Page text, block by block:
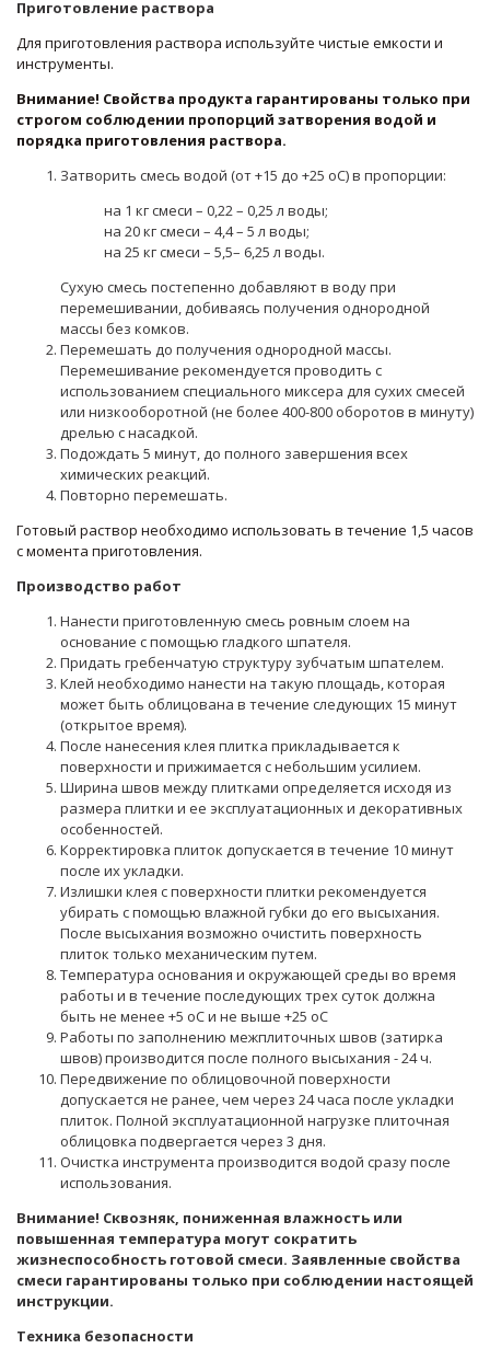
Приготовление раствора
Для приготовления раствора используйте чистые емкости и
инструменты.
Внимание! Свойства продукта гарантированы только при
строгом соблюдении пропорций затворения водой и
порядка приготовления раствора.
Затворить смесь водой (от +15 до +25 оС) в пропорции:
на 1 кг смеси – 0,22 – 0,25 л воды;
на 20 кг смеси – 4,4 – 5 л воды;
на 25 кг смеси – 5,5– 6,25 л воды.
Сухую смесь постепенно добавляют в воду при
перемешивании, добиваясь получения однородной
массы без комков.
Перемешать до получения однородной массы.
Перемешивание рекомендуется проводить с
использованием специального миксера для сухих смесей
или низкооборотной (не более 400-800 оборотов в минуту)
дрелью с насадкой.
Подождать 5 минут, до полного завершения всех
химических реакций.
Повторно перемешать.
Готовый раствор необходимо использовать в течение 1,5 часов
с момента приготовления.
Производство работ
Нанести приготовленную смесь ровным слоем на
основание с помощью гладкого шпателя.
Придать гребенчатую структуру зубчатым шпателем.
Клей необходимо нанести на такую площадь, которая
может быть облицована в течение следующих 15 минут
(открытое время).
После нанесения клея плитка прикладывается к
поверхности и прижимается с небольшим усилием.
Ширина швов между плитками определяется исходя из
размера плитки и ее эксплуатационных и декоративных
особенностей.
Корректировка плиток допускается в течение 10 минут
после их укладки.
Излишки клея с поверхности плитки рекомендуется
убирать с помощью влажной губки до его высыхания.
После высыхания возможно очистить поверхность
плиток только механическим путем.
Температура основания и окружающей среды во время
работы и в течение последующих трех суток должна
быть не менее +5 oС и не выше +25 oС
Работы по заполнению межплиточных швов (затирка
швов) производится после полного высыхания - 24 ч.
Передвижение по облицовочной поверхности
допускается не ранее, чем через 24 часа после укладки
плиток. Полной эксплуатационной нагрузке плиточная
облицовка подвергается через 3 дня.
Очистка инструмента производится водой сразу после
использования.
Внимание! Сквозняк, пониженная влажность или
повышенная температура могут сократить
жизнеспособность готовой смеси. Заявленные свойства
смеси гарантированы только при соблюдении настоящей
инструкции.
Техника безопасности